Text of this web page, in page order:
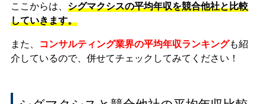
ここからは、 シグマクシスの平均年収を競合他社と比較
していきます。
また、 コンサルティング業界の平均年収ランキングも紹
介しているので、併せてチェックしてみてください！